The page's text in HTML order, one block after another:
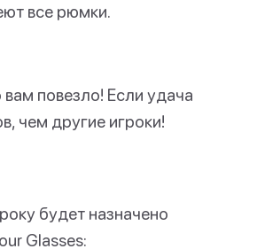
все рюмки.
вам повезло! Если удача
чем другие игроки!
будет назначено
Glasses: